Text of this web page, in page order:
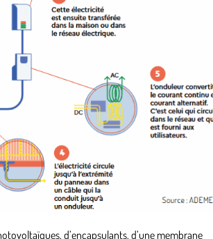
d’encapsulants, d’une membrane